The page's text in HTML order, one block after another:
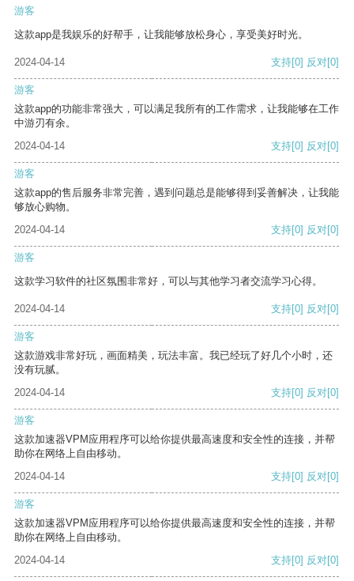
游客
这款app是我娱乐的好帮手，让我能够放松身心，享受美好时光。
2024-04-14 支持[0] 反对[0]
游客
这款app的功能非常强大，可以满足我所有的工作需求，让我能够在工作
中游刃有余。
2024-04-14
支持[0] 反对[0]
游客
这款app的售后服务非常完善，遇到问题总是能够得到妥善解决，让我能
够放心购物。
2024-04-14
支持[0] 反对[0]
游客
这款学习软件的社区氛围非常好，可以与其他学习者交流学习心得。
2024-04-14 支持[0] 反对[0]
游客
这款游戏非常好玩，画面精美，玩法丰富。我已经玩了好几个小时，还
没有玩腻。
2024-04-14
支持[0] 反对[0]
游客
这款加速器VPM应用程序可以给你提供最高速度和安全性的连接，并帮
助你在网络上自由移动。
2024-04-14
支持[0] 反对[0]
游客
这款加速器VPM应用程序可以给你提供最高速度和安全性的连接，并帮
助你在网络上自由移动。
2024-04-14
支持[0] 反对[0]